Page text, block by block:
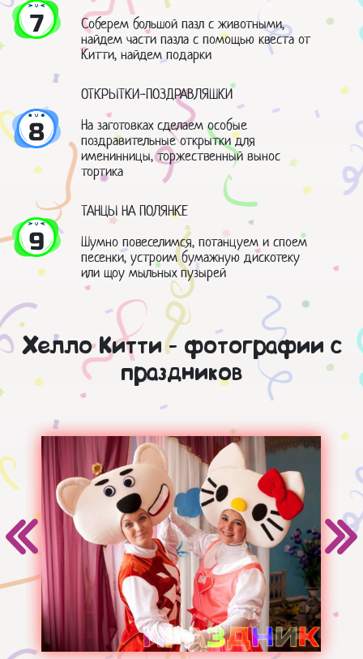
7
Соберем большой пазл с животными,
найдем части пазла с помощью квеста от
Китти, найдем подарки
8
ОТКРЫТКИ-ПОЗДРАВЛЯШКИ
На заготовках сделаем особые
поздравительные открытки для
именинницы, торжественный вынос
тортика
9
ТАНЦЫ НА ПОЛЯНКЕ
Шумно повеселимся, потанцуем и споем
песенки, устроим бумажную дискотеку
или щоу мыльных пузырей
Хелло Китти - фотографии с
праздников